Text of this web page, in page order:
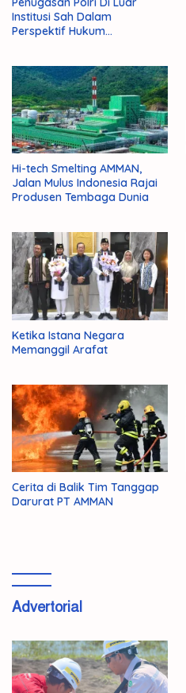
Institusi Sah Dalam
Perspektif Hukum
Hi-tech Smelting AMMAN,
Jalan Mulus Indonesia Rajai
Produsen Tembaga Dunia
Ketika Istana Negara
Memanggil Arafat
Cerita di Balik Tim Tanggap
Darurat PT AMMAN
Advertorial